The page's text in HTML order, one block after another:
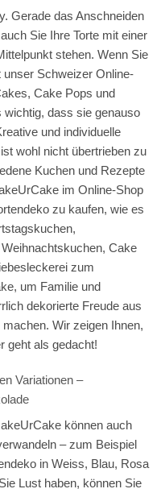
Gerade das Anschneiden
Sie Ihre Torte mit einer
stehen. Wenn Sie
unser Schweizer Online-
Cake Pops und
dass sie genauso
und individuelle
wohl nicht übertrieben zu
Kuchen und Rezepte
im Online-Shop
zu kaufen, wie es
Cake
zum
um Familie und
dekorierte Freude aus
Wir zeigen Ihnen,
geht als gedacht!
Variationen –
können auch
– zum Beispiel
in Weiss, Blau, Rosa
Lust haben, können Sie